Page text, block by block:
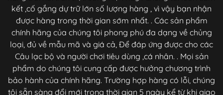
kết ,cố gắng dự trữ lớn số lượng hàng , vì vậy bạn nhận
được hàng trong thời gian sớm nhất. . Các sản phẩm
chính hãng của chúng tôi phong phú đa dạng về chủng
loại, đủ về mẫu mã và giá cả, Để đáp ứng được cho các
Câu lạc bộ và người chơi tiêu dùng ,cá nhân. . Mọi sản
phẩm do chúng tôi cung cấp được hưởng chương trình
bảo hành của chính hãng. Trường hợp hàng có lỗi, chúng
tôi sẵn sàng đổi mới trong thời gian 5 ngày kể từ khi giao